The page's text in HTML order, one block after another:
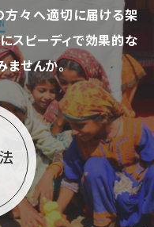
々へ適切に届ける架
スピーディで効果的な
せんか。